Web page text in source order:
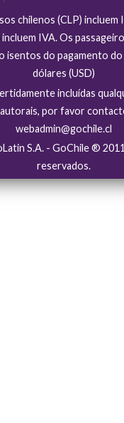
chilenos (CLP) incluem
incluem IVA. Os
isentos do pagamento do
dólares (USD)
incluídas
por favor
webadmin@gochile.cl
S.A. - GoChile ®
reservados.